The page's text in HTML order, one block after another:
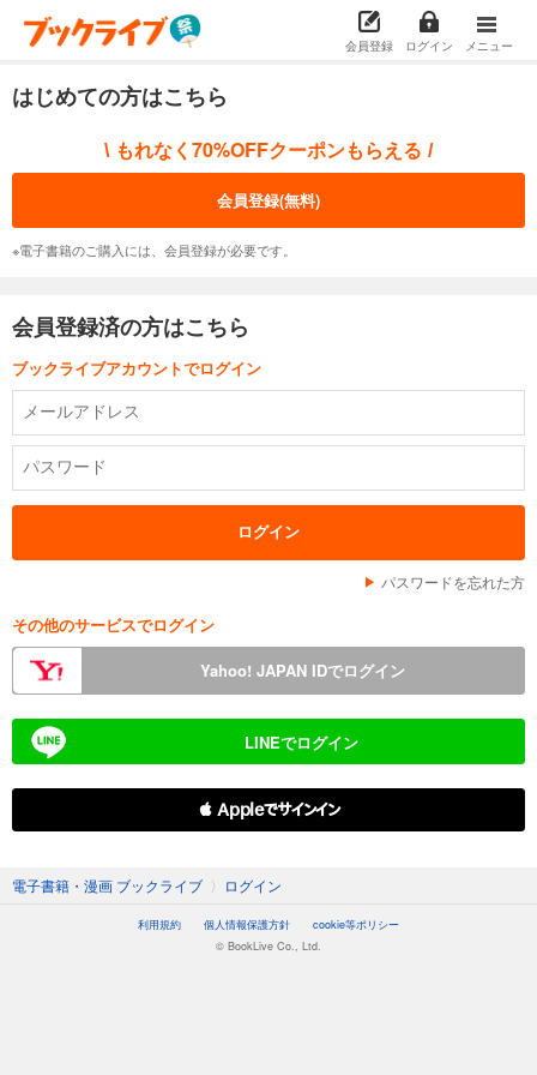
会員登録 ログイン メニュー
はじめての方はこちら
\ もれなく70%OFFクーポンもらえる /
会員登録(無料)
※電子書籍のご購入には、会員登録が必要です。
会員登録済の方はこちら
ブックライブアカウントでログイン
パスワードを忘れた方
その他のサービスでログイン
Yahoo! JAPAN IDでログイン
LINEでログイン
 Appleでサインイン
電子書籍・漫画 ブックライブ 〉 ログイン
利用規約 個人情報保護方針
cookie等ポリシー
© BookLive Co., Ltd.